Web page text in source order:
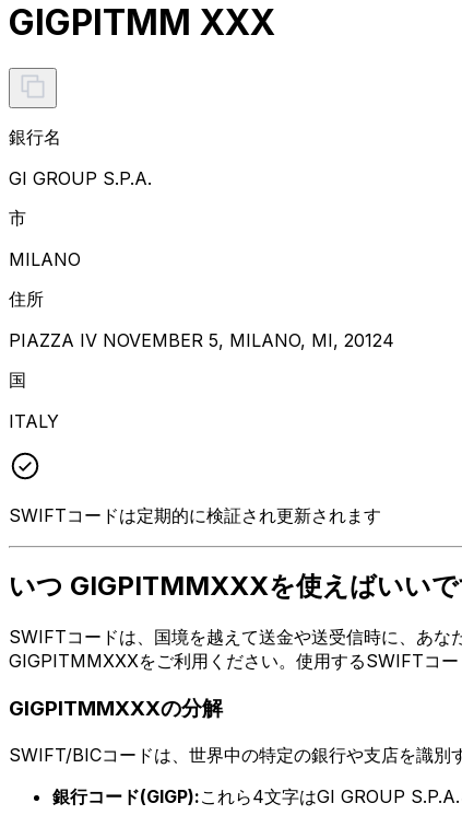
GIGPITMM XXX
銀行名
GI GROUP S.P.A.
市
MILANO
住所
PIAZZA IV NOVEMBER 5, MILANO, MI, 20124
国
ITALY
SWIFTコードは定期的に検証され更新されます
いつ GIGPITMMXXXを使えばいい
SWIFTコードは、国境を越えて送金や送受信時に、あ
GIGPITMMXXXをご利用ください。使用するSWIFTコ
GIGPITMMXXXの分解
SWIFT/BICコードは、世界中の特定の銀行や支店を識別
銀行コード(GIGP):これら4文字はGI GROUP